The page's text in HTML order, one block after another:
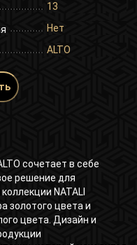
13
Нет
ALTO
сочетает в себе
решение для
NATALI
золотого цвета и
цвета. Дизайн и